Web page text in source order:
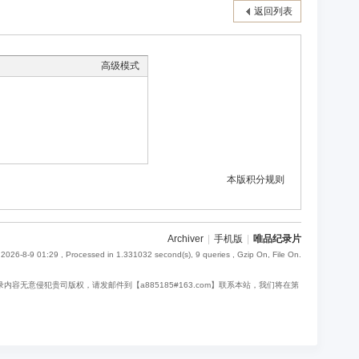
返回列表
高级模式
本版积分规则
Archiver 手机版 唯品纪录片
8-9 01:29 , Processed in 1.331032 second(s), 9 queries , Gzip On, File On.
容无意侵犯贵司版权，请发邮件到【a885185#163.com】联系本站，我们将在第